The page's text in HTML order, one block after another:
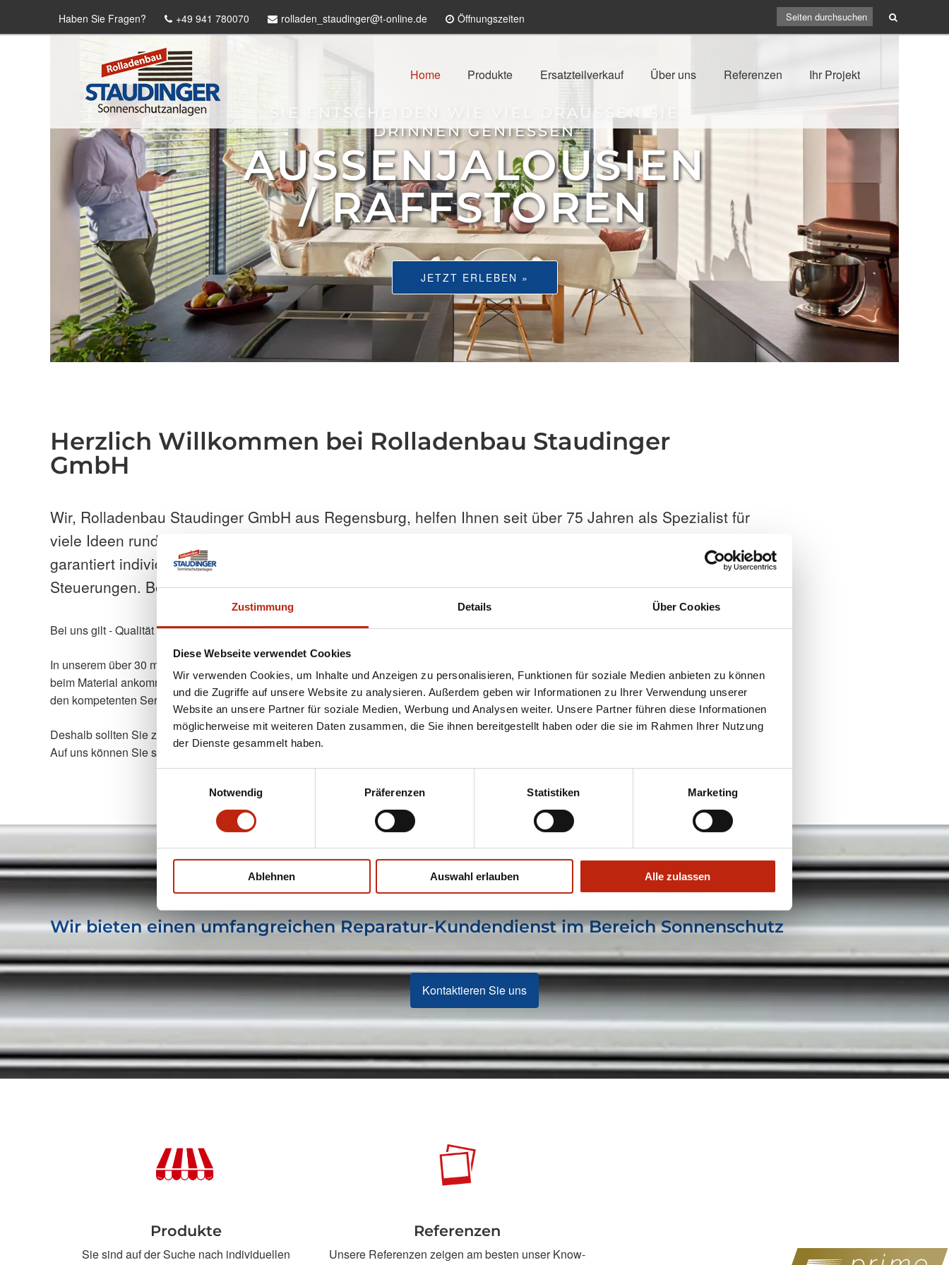
Zustimmung Details Über Cookies
Diese Webseite verwendet Cookies
Wir verwenden Cookies, um Inhalte und Anzeigen zu personalisieren, Funktionen für soziale Medien anbieten zu können
und die Zugriffe auf unsere Website zu analysieren. Außerdem geben wir Informationen zu Ihrer Verwendung unserer
Website an unsere Partner für soziale Medien, Werbung und Analysen weiter. Unsere Partner führen diese Informationen
möglicherweise mit weiteren Daten zusammen, die Sie ihnen bereitgestellt haben oder die sie im Rahmen Ihrer Nutzung
der Dienste gesammelt haben.
Notwendig
Präferenzen Statistiken Marketing
Ablehnen Auswahl erlauben Alle zulassen
Haben Sie Fragen? +49 941 780070 rolladen_staudinger@t-online.de Öffnungszeiten
Home Produkte Ersatzteilverkauf Über uns Referenzen Ihr Projekt
SIE ENTSCHEIDEN WIE VIEL DRAUSSEN SIE
DRINNEN GENIESSEN
AUSSENJALOUSIEN
/ RAFFSTOREN
JETZT ERLEBEN »
Herzlich Willkommen bei Rolladenbau Staudinger
GmbH
Wir, Rolladenbau Staudinger GmbH aus Regensburg, helfen Ihnen seit über 75 Jahren als Spezialist für
viele Ideen rund um Ihr Haus und Bauvorhaben weiter. Eine breite Produktpalette namhafter Hersteller
garantiert individuelle Lösungen für jede Anforderung. Egal ob Sonnenschutz, Insektenschutz oder
Steuerungen. Beratung, Planung und Umsetzung kommen aus einer Hand.
Bei uns gilt - Qualität statt Quantität.
In unserem über 30 m² Schauraum zeigen wir Ihnen Marken-Produkte mit erstklassigem Preis-/Leistungsverhältnis. Wir wissen, worauf es
beim Material ankommt. Wir kennen uns aus mit dem perfekten Einbau. Wir sagen Ihnen, welche Möglichkeiten es gibt und wir bieten Ihnen
den kompetenten Service.
Deshalb sollten Sie zu uns kommen.
Auf uns können Sie sich verlassen!
Wir bieten einen umfangreichen Reparatur-Kundendienst im Bereich Sonnenschutz
Kontaktieren Sie uns
Produkte
Sie sind auf der Suche nach individuellen
Referenzen
Unsere Referenzen zeigen am besten unser Know-